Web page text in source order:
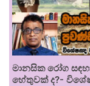
මානසික රෝග
හේතුවක් ද?-